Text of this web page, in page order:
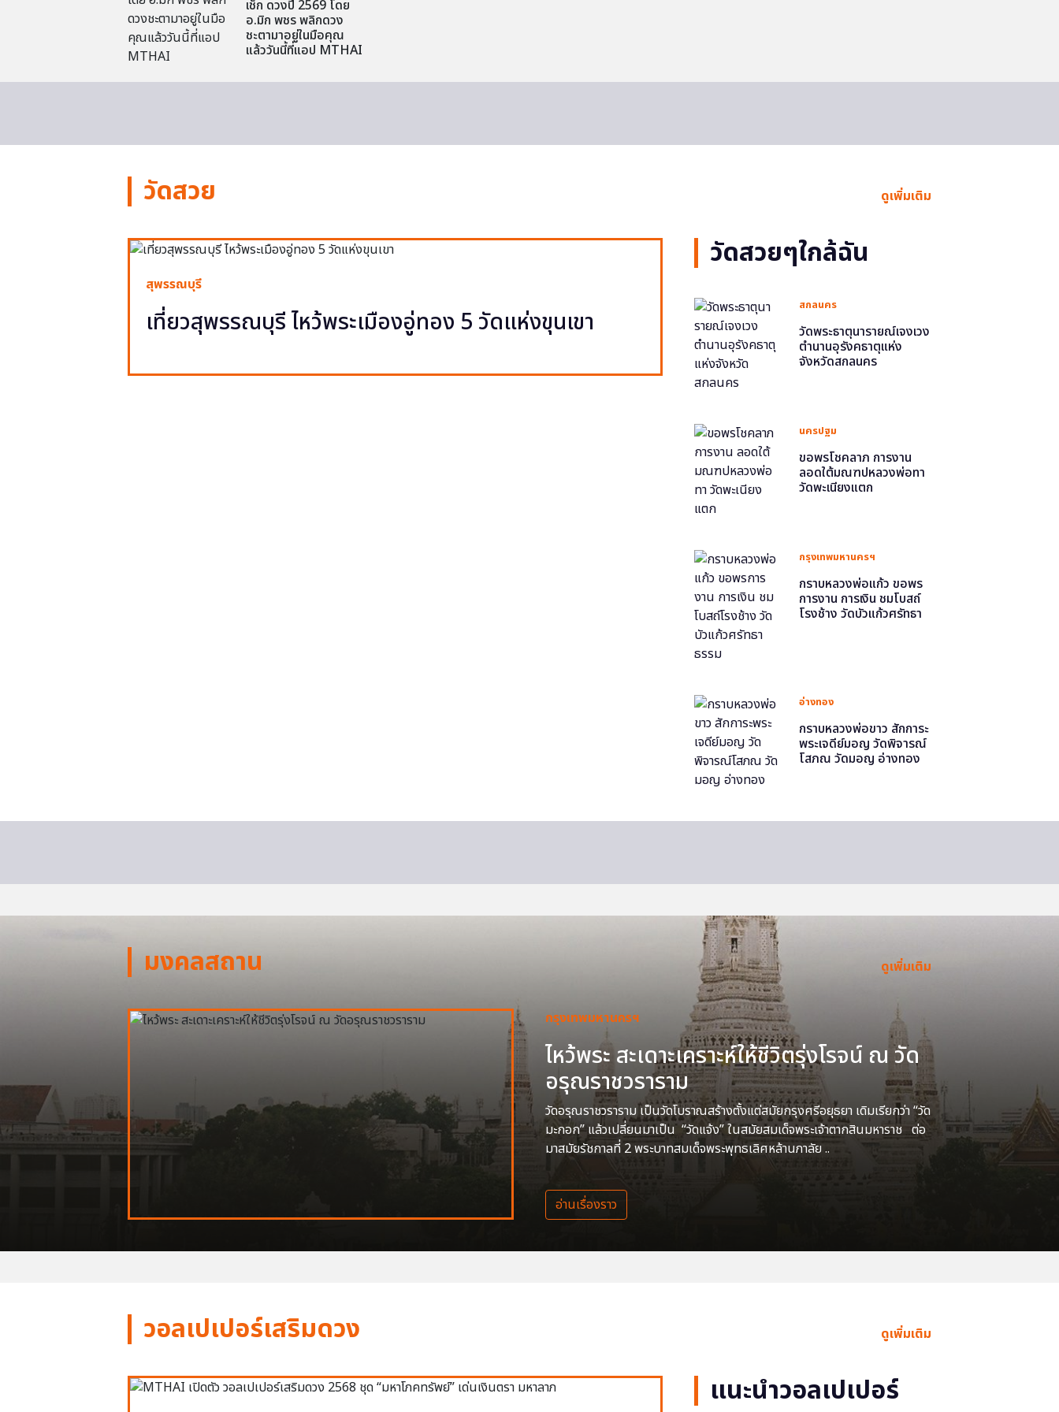
เช็ก ดวงปี 2569 โดย
อ.มิก พชร พลิกดวง
ชะตามาอยู่ในมือคุณ
แล้ววันนี้ที่แอป MTHAI
วัดสวย ดูเพิ่มเติม
สุพรรณบุรี
เที่ยวสุพรรณบุรี ไหว้พระเมืองอู่ทอง 5 วัดแห่งขุนเขา
วัดสวยๆใกล้ฉัน
สกลนคร
วัดพระธาตุนารายณ์เจงเวง
ตำนานอุรังคธาตุแห่ง
จังหวัดสกลนคร
นครปฐม
ขอพรโชคลาภ การงาน
ลอดใต้มณฑปหลวงพ่อทา
วัดพะเนียงแตก
กรุงเทพมหานครฯ
กราบหลวงพ่อแก้ว ขอพร
การงาน การเงิน ชมโบสถ์
โรงช้าง วัดบัวแก้วศรัทธา
อ่างทอง
กราบหลวงพ่อขาว สักการะ
พระเจดีย์มอญ วัดพิจารณ์
โสภณ วัดมอญ อ่างทอง
มงคลสถาน ดูเพิ่มเติม
กรุงเทพมหานครฯ
ไหว้พระ สะเดาะเคราะห์ให้ชีวิตรุ่งโรจน์ ณ วัด
อรุณราชวราราม
วัดอรุณราชวราราม เป็นวัดโบราณสร้างตั้งแต่สมัยกรุงศรีอยุธยา เดิมเรียกว่า “วัด
มะกอก” แล้วเปลี่ยนมาเป็น “วัดแจ้ง” ในสมัยสมเด็จพระเจ้าตากสินมหาราช ต่อ
มาสมัยรัชกาลที่ 2 พระบาทสมเด็จพระพุทธเลิศหล้านภาลัย ..
อ่านเรื่องราว
วอลเปเปอร์เสริมดวง ดูเพิ่มเติม
แนะนำวอลเปเปอร์